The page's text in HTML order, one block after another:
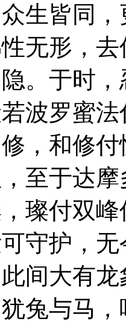
生皆同
无形，
。于时
波罗蜜
，和修
至于达
璨付双
守护，
间大有
兔与马